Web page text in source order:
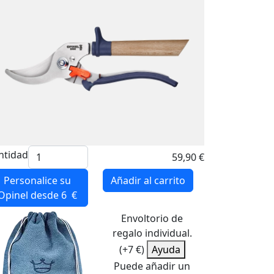
59,90 €
Personalice su
desde 6 €
Añadir al carrito
Envoltorio de
regalo individual.
(+7 €) Ayuda
Puede añadir un